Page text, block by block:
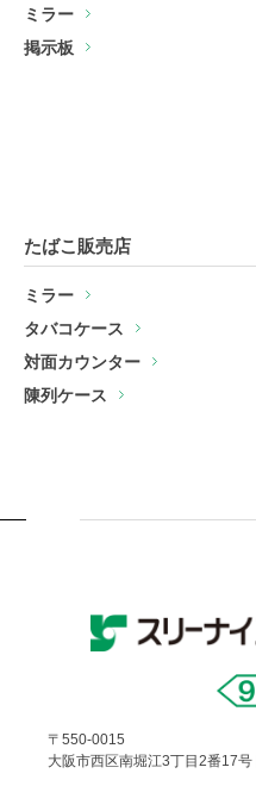
ミラー
掲示板
たばこ販売店
ミラー
タバコケース
対面カウンター
陳列ケース
〒550-0015
大阪市西区南堀江3丁目2番17号